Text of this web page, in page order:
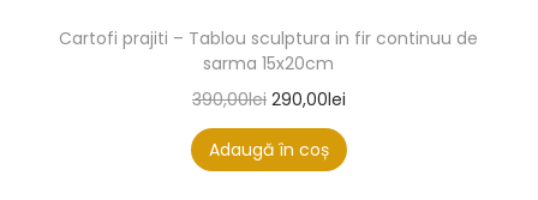
Cartofi prajiti – Tablou sculptura in fir continuu de
sarma 15x20cm
390,00lei 290,00lei
Adaugă în coș